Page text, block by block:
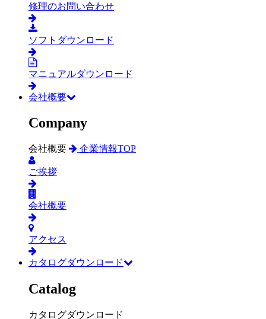
修理のお問い合わせ
ソフトダウンロード
マニュアルダウンロード
会社概要
Company
会社概要 企業情報TOP
ご挨拶
会社概要
アクセス
カタログダウンロード
Catalog
カタログダウンロード